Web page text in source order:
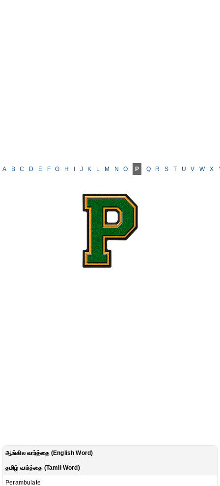
A B C D E F G H J K L M N O P Q R S T U V W X
ஆங்கில வார்த்தை (English Word)
தமிழ் வார்த்தை (Tamil Word)
Perambulate